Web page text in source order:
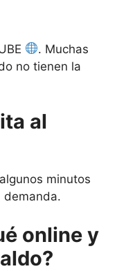
. Muchas
no tienen la
al
minutos
demanda.
online y